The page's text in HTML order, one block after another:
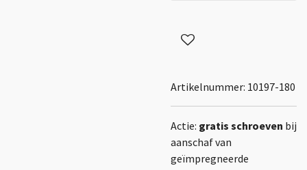
Artikelnummer: 10197-180
Actie: gratis schroeven bij
aanschaf van
geïmpregneerde